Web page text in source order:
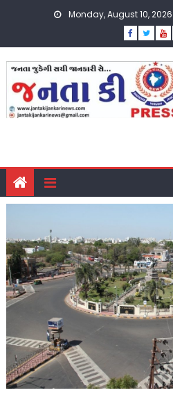
Monday, August 10, 2026